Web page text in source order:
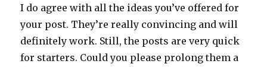
I do agree with all the ideas you’ve offered for
your post. They’re really convincing and will
definitely work. Still, the posts are very quick
for starters. Could you please prolong them a